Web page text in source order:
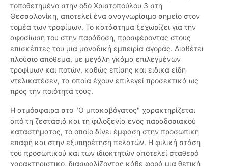
τοποθετημένο στην οδό Χριστοπούλου 3 στη
Θεσσαλονίκη, αποτελεί ένα αναγνωρίσιμο σημείο στον
τομέα των τροφίμων. Το κατάστημα ξεχωρίζει για την
αφοσίωσή του στην παράδοση, προσφέροντας στους
επισκέπτες του μια μοναδική εμπειρία αγοράς. Διαθέτει
πλούσιο απόθεμα, με μεγάλη γκάμα επιλεγμένων
τροφίμων και ποτών, καθώς επίσης και ειδικά είδη
ντελικατέσεν, τα οποία έχουν επιλεγεί προσεκτικά ως
προς την ποιότητά τους.
Η ατμόσφαιρα στο "Ο μπακαβόγατος" χαρακτηρίζεται
από τη ζεστασιά και τη φιλοξενία ενός παραδοσιακού
καταστήματος, το οποίο δίνει έμφαση στην προσωπική
επαφή και στην εξυπηρέτηση πελατών. Η φιλική στάση
του προσωπικού και των ιδιοκτητών αποτελεί σταθερό
χαρακτηριστικό, διασφαλίζοντας κάθε φορά μια θετική